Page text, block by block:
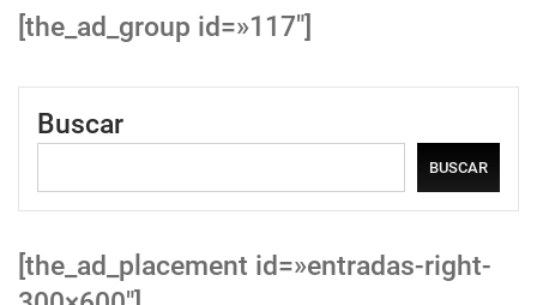
[the_ad_group id=»117″]
Buscar
BUSCAR
[the_ad_placement id=»entradas-right-